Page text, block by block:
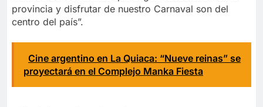
provincia y disfrutar de nuestro Carnaval son del
centro del país”.
Cine argentino en La Quiaca: “Nueve reinas” se
proyectará en el Complejo Manka Fiesta